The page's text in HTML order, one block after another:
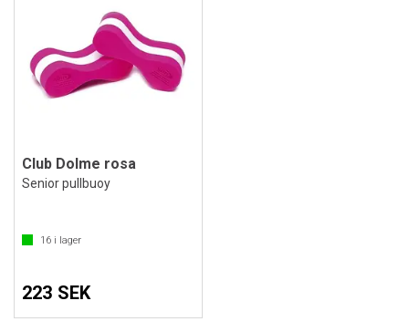
Club Dolme rosa
Senior pullbuoy
16 i lager
223 SEK